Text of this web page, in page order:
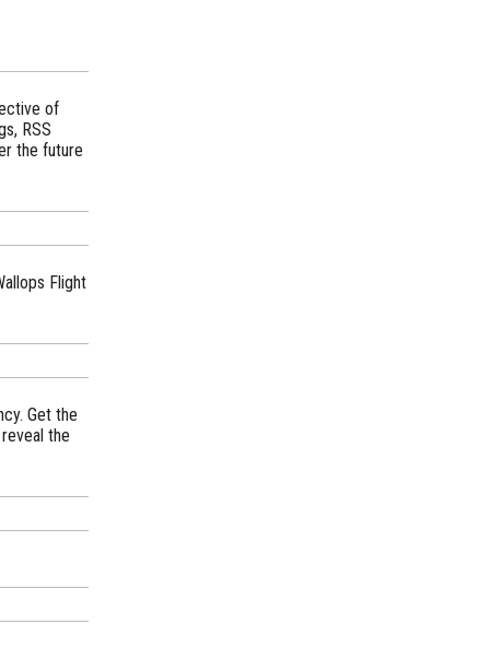
of
RSS
the future
Flight
Get the
the